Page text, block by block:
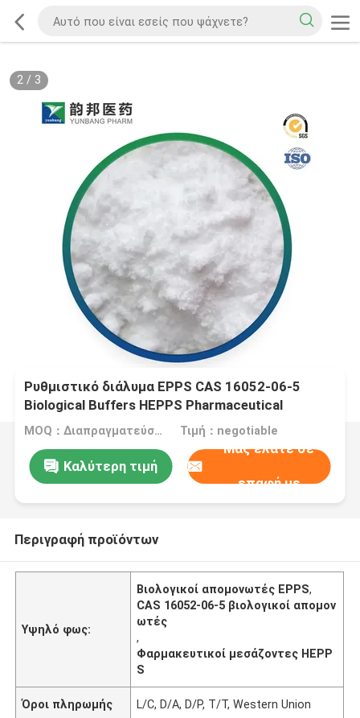
2/ 3
Ρυθμιστικό διάλυμα EPPS CAS 16052-06-5
Biological Buffers HEPPS Pharmaceutical
Intermediates
MOQ：Διαπραγματεύσιμος Τιμή：negotiable
Καλύτερη τιμή
Μας ελάτε σε
επαφή με
Περιγραφή προϊόντων
Υψηλό φως:
Βιολογικοί απομονωτές EPPS,
CAS 16052-06-5 βιολογικοί απομον
ωτές
,
Φαρμακευτικοί μεσάζοντες HEPP
S
Όροι πληρωμής L/C, D/A, D/P, T/T, Western Union